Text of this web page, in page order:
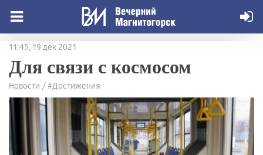
11:45, 19 дек 2021
Для связи с космосом
Новости / #Достижения